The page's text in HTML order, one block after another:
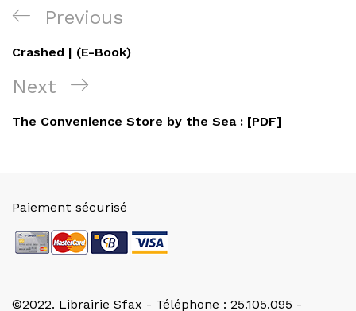
Navigation
de
l’article
Previous
Post
Previous
Crashed | (E-Book)
Next
Post
Next
The Convenience Store by the Sea : [PDF]
©2022. Librairie Sfax - Téléphone : 25.105.095 -
Paiement sécurisé